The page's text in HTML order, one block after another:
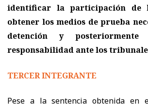
identificar la participación de
obtener los medios de prueba
detención y
responsabilidad ante los
TERCER INTEGRANTE
Pese a la sentencia obtenida en